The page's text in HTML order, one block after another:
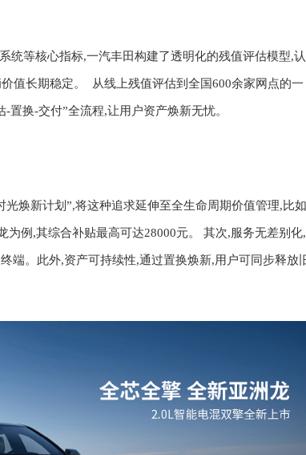
统等核心指标,一汽丰田构建了透明化的残值评估模型,认
值长期稳定。 从线上残值评估到全国600余家网点的一
置换-交付”全流程,让用户资产焕新无忧。
焕新计划”,将这种追求延伸至全生命周期价值管理,比
为例,其综合补贴最高可达28000元。 其次, 服务无差别化,
端。 此外,资产可持续性,通过置换焕新,用户可同步释放